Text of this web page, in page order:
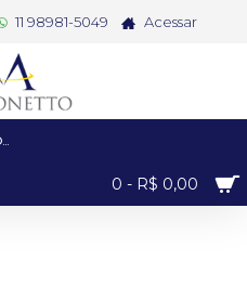
11 98981-5049 Acessar
0 - R$ 0,00